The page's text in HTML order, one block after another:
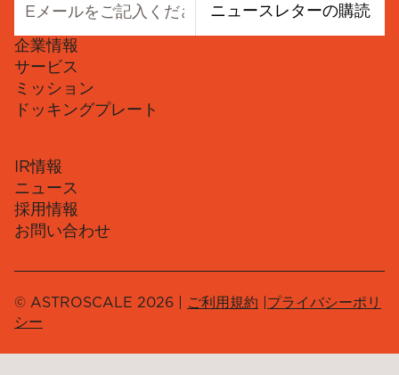
ニュースレターの購読
企業情報
サービス
ミッション
ドッキングプレート
IR情報
ニュース
採用情報
お問い合わせ
© ASTROSCALE 2026 | ご利用規約 |プライバシーポリ
シー